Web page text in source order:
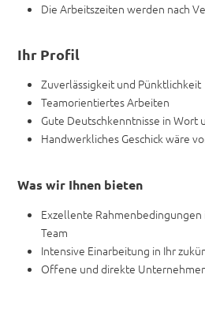
Die Arbeitszeiten werden nach
Ihr Profil
Zuverlässigkeit und Pünktlichkeit
Teamorientiertes Arbeiten
Gute Deutschkenntnisse in Wort
Handwerkliches Geschick wäre
Was wir Ihnen bieten
Exzellente
Team
Intensive Einarbeitung in Ihr
Offene und direkte